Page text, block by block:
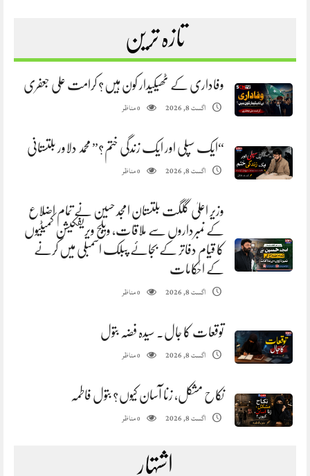
تازہ ترین
وفاداری کے ٹھیکیدار کون ہیں؟ کرامت علی جعفری
اگست 8, 2026 0مناظر
“ایک سپلی اور ایک زندگی ختم؟” محمد دلاور بلتستانی
اگست 8, 2026 0مناظر
وزیر اعلیٰ گلگت بلتستان امجد حسین نے تمام اضلاع
کے نمبرداروں سے ملاقات، ویلج ویریفکیشن کمیٹیوں
کا قیام دفاتر کے بجائے پبلک اسمبلی میں کرنے
کے احکامات
اگست 8, 2026 0مناظر
توقعات کا جال. سیدہ فضہ بتول
اگست 8, 2026 0مناظر
نکاح مشکل، زنا آسان کیوں؟ بتول فاطمہ
اگست 8, 2026 0مناظر
اشتہار